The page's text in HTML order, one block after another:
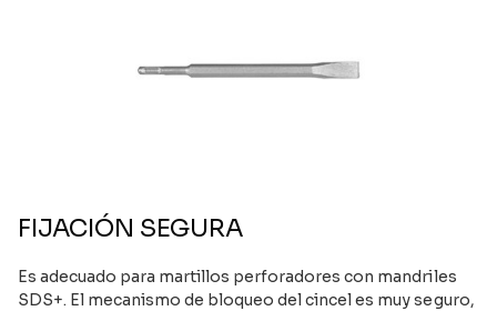
FIJACIÓN SEGURA
Es adecuado para martillos perforadores con mandriles
SDS+. El mecanismo de bloqueo del cincel es muy seguro,